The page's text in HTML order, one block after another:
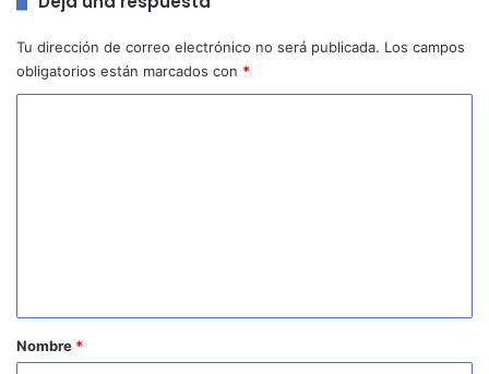
Tu dirección de correo electrónico no será publicada. Los campos
obligatorios están marcados con *
r
Nombre *